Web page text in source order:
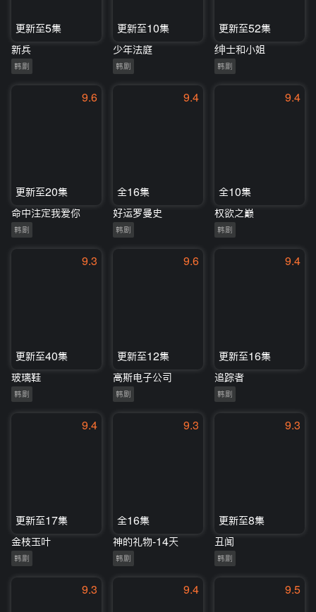
更新至5集
新兵
韩剧
更新至10集
少年法庭
韩剧
更新至52集
绅士和小姐
韩剧
9.6
更新至20集
命中注定我爱你
韩剧
9.4
全16集
好运罗曼史
韩剧
9.4
全10集
权欲之巅
韩剧
9.3
更新至40集
玻璃鞋
韩剧
9.6
更新至12集
高斯电子公司
韩剧
9.4
更新至16集
追踪者
韩剧
9.4
更新至17集
金枝玉叶
韩剧
9.3
全16集
神的礼物-14天
韩剧
9.3
更新至8集
丑闻
韩剧
9.3 9.4 9.5